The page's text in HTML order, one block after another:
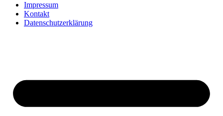
Impressum
Kontakt
Datenschutzerklärung